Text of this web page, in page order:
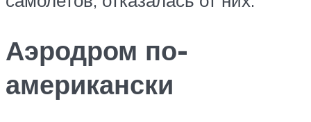
Аэродром по-
американски